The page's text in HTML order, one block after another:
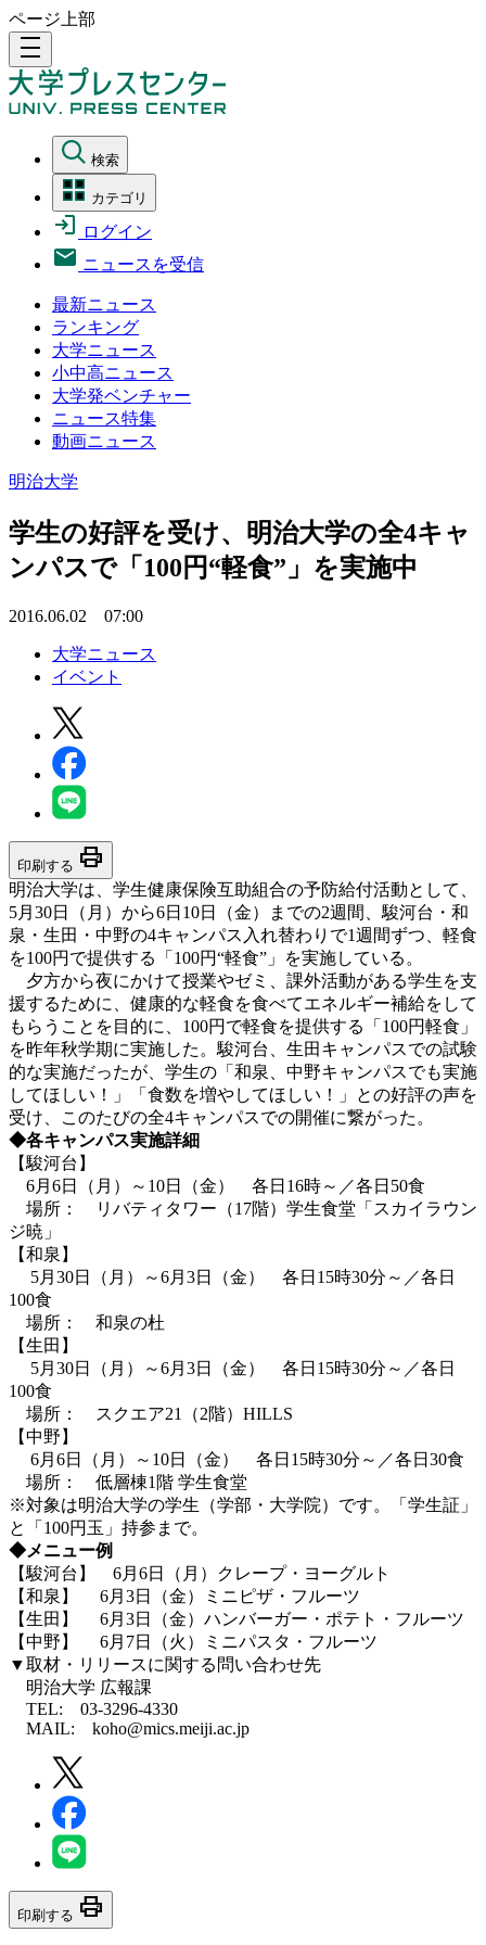
ページ上部
density_medium
検索
カテゴリ
ログイン
ニュースを受信
最新ニュース
ランキング
大学ニュース
小中高ニュース
大学発ベンチャー
ニュース特集
動画ニュース
明治大学
学生の好評を受け、明治大学の全4キャ
ンパスで「100円“軽食”」を実施中
2016.06.02 07:00
大学ニュース
イベント
印刷する print
明治大学は、学生健康保険互助組合の予防給付活動として、
5月30日（月）から6日10日（金）までの2週間、駿河台・和
泉・生田・中野の4キャンパス入れ替わりで1週間ずつ、軽食
を100円で提供する「100円“軽食”」を実施している。
夕方から夜にかけて授業やゼミ、課外活動がある学生を支
援するために、健康的な軽食を食べてエネルギー補給をして
もらうことを目的に、100円で軽食を提供する「100円軽食」
を昨年秋学期に実施した。駿河台、生田キャンパスでの試験
的な実施だったが、学生の「和泉、中野キャンパスでも実施
してほしい！」「食数を増やしてほしい！」との好評の声を
受け、このたびの全4キャンパスでの開催に繋がった。
◆各キャンパス実施詳細
【駿河台】
6月6日（月）～10日（金） 各日16時～／各日50食
場所： リバティタワー（17階）学生食堂「スカイラウン
ジ暁」
【和泉】
5月30日（月）～6月3日（金） 各日15時30分～／各日
100食
場所： 和泉の杜
【生田】
5月30日（月）～6月3日（金） 各日15時30分～／各日
100食
場所： スクエア21（2階）HILLS
【中野】
6月6日（月）～10日（金） 各日15時30分～／各日30食
場所： 低層棟1階 学生食堂
※対象は明治大学の学生（学部・大学院）です。「学生証」
と「100円玉」持参まで。
◆メニュー例
【駿河台】 6月6日（月）クレープ・ヨーグルト
【和泉】 6月3日（金）ミニピザ・フルーツ
【生田】 6月3日（金）ハンバーガー・ポテト・フルーツ
【中野】 6月7日（火）ミニパスタ・フルーツ
▼取材・リリースに関する問い合わせ先
明治大学 広報課
TEL: 03-3296-4330
MAIL: koho@mics.meiji.ac.jp
印刷する print